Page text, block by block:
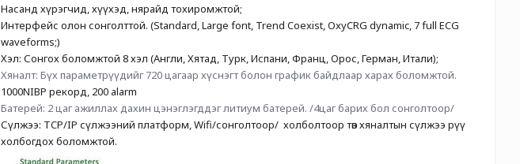
Насанд хүрэгчид, хүүхэд, нярайд тохиромжтой;
Интерфейс олон сонголттой. (Standard, Large font, Trend Coexist, OxyCRG dynamic, 7 full ECG
waveforms;)
Хэл: Сонгох боломжтой 8 хэл (Англи, Хятад, Турк, Испани, Франц, Орос, Герман, Итали);
1000NIBP рекорд, 200 alarm
Батерей: 2 цаг ажиллах дахин цэнэглэгддэг литиум батерей. /4цаг барих бол сонголтоор/
Сүлжээ: TCP/IP сүлжээний платформ, Wifi/сонголтоор/  холболтоор төв хяналтын сүлжээ рүү
холбогдох боломжтой.